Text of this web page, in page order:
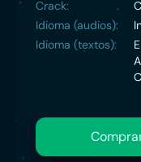
Crack:
Idioma (audios):
Idioma (textos):